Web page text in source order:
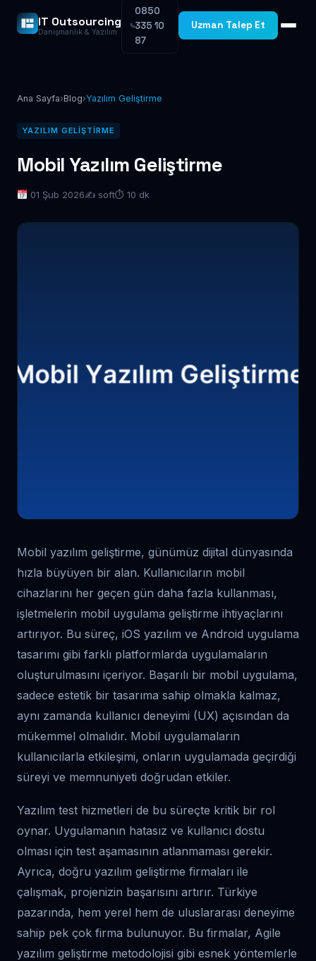
IT Outsourcing
Danışmanlık & Yazılım
0850
335 10
87
Uzman Talep Et
Ana Sayfa›Blog›Yazılım Geliştirme
YAZILIM GELIŞTIRME
Mobil Yazılım Geliştirme
01 Şub 2026✍️ soft⏱ 10 dk
Mobil yazılım geliştirme, günümüz dijital dünyasında
hızla büyüyen bir alan. Kullanıcıların mobil
cihazlarını her geçen gün daha fazla kullanması,
işletmelerin mobil uygulama geliştirme ihtiyaçlarını
artırıyor. Bu süreç, iOS yazılım ve Android uygulama
tasarımı gibi farklı platformlarda uygulamaların
oluşturulmasını içeriyor. Başarılı bir mobil uygulama,
sadece estetik bir tasarıma sahip olmakla kalmaz,
aynı zamanda kullanıcı deneyimi (UX) açısından da
mükemmel olmalıdır. Mobil uygulamaların
kullanıcılarla etkileşimi, onların uygulamada geçirdiği
süreyi ve memnuniyeti doğrudan etkiler.
Yazılım test hizmetleri de bu süreçte kritik bir rol
oynar. Uygulamanın hatasız ve kullanıcı dostu
olması için test aşamasının atlanmaması gerekir.
Ayrıca, doğru yazılım geliştirme firmaları ile
çalışmak, projenizin başarısını artırır. Türkiye
pazarında, hem yerel hem de uluslararası deneyime
sahip pek çok firma bulunuyor. Bu firmalar, Agile
yazılım geliştirme metodolojisi gibi esnek yöntemlerle